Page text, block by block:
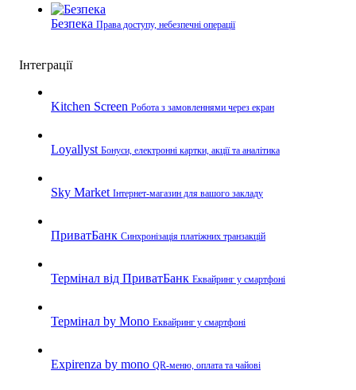
Безпека Права доступу, небезпечні операції
Інтеграції
Kitchen Screen Робота з замовленнями через екран
Loyallyst Бонуси, електронні картки, акції та аналітика
Sky Market Інтернет-магазин для вашого закладу
ПриватБанк Синхронізація платіжних транзакцій
Термінал від ПриватБанк Еквайринг у смартфоні
Термінал by Mono Еквайринг у смартфоні
Expirenza by mono QR-меню, оплата та чайові